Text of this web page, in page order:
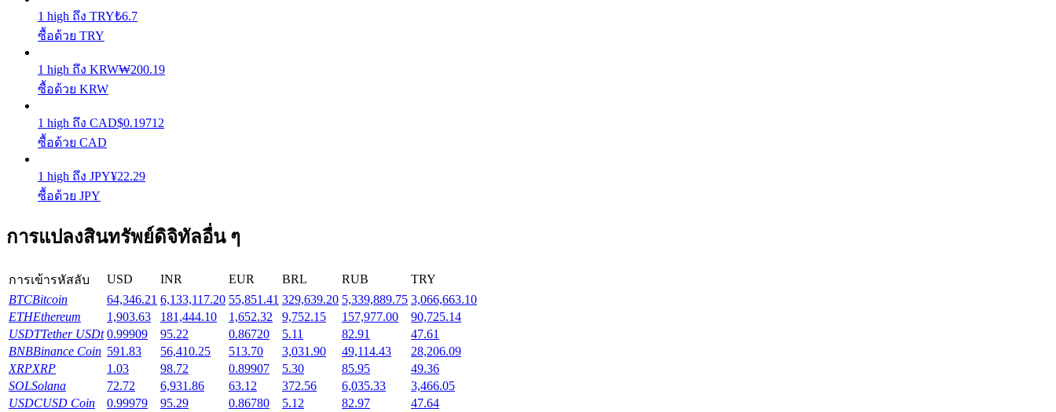
รับรางวัลการแข่งขันทุกวัน
การปักหลัก
ผลตอบแทนสูงและเข้าถึงได้ทันที
Launchpool
1 high ถึง TRY₺6.7
ซื้อด้วย TRY
1 high ถึง KRW₩200.19
ซื้อด้วย KRW
1 high ถึง CAD$0.19712
ซื้อด้วย CAD
1 high ถึง JPY¥22.29
ซื้อด้วย JPY
การแปลงสินทรัพย์ดิจิทัลอื่น ๆ
การเข้ารหัสลับ USD INR EUR BRL RUB
TRY
BTCBitcoin 64,346.21 6,133,117.20 55,851.41 329,639.20 5,339,889.75 3,066,663.10
ETHEthereum 1,903.63 181,444.10 1,652.32 9,752.15 157,977.00
90,725.14
USDTTether USDt 0.99909 95.22 0.86720 5.11 82.91
47.61
BNBBinance Coin 591.83 56,410.25 513.70 3,031.90 49,114.43
28,206.09
XRPXRP 1.03 98.72 0.89907 5.30 85.95
49.36
SOLSolana 72.72 6,931.86 63.12 372.56 6,035.33
3,466.05
USDCUSD Coin 0.99979 95.29 0.86780 5.12 82.97
47.64